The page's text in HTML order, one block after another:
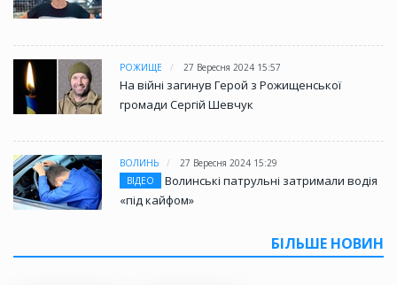
РОЖИЩЕ 27 Вересня 2024 15:57
На війні загинув Герой з Рожищенської
громади Сергій Шевчук
ВОЛИНЬ
27 Вересня 2024 15:29
ВІДЕО
Волинські патрульні затримали водія
«під кайфом»
БІЛЬШЕ НОВИН